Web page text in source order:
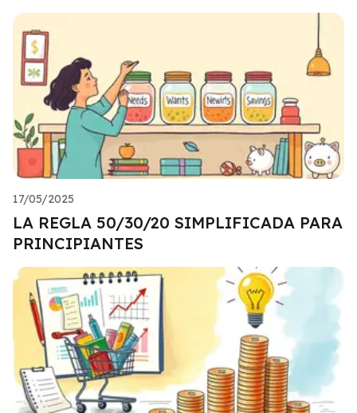
17/05/2025
LA REGLA 50/30/20 SIMPLIFICADA PARA
PRINCIPIANTES